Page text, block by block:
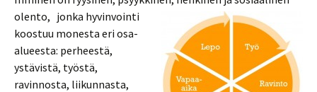
olento, jonka hyvinvointi
koostuu monesta eri osa-
alueesta: perheestä,
ystävistä, työstä,
ravinnosta, liikunnasta,